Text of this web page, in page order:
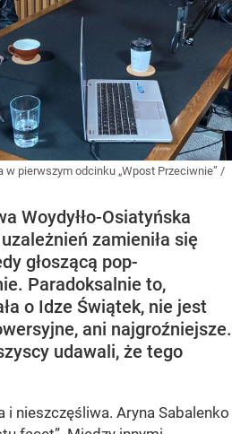
w pierwszym odcinku „Wpost Przeciwnie” /
Woydyłło-Osiatyńska
zamieniła się
głoszącą pop-
Paradoksalnie to,
o Idze Świątek, nie jest
ani najgroźniejsze.
udawali, że tego
i nieszczęśliwa. Aryna Sabalenko